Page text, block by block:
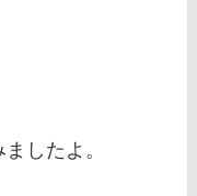
したよ。